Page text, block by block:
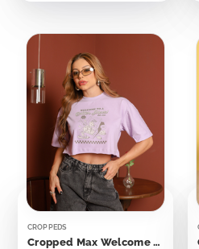
CROPPEDS
Cropped Max Welcome To A Batter Place